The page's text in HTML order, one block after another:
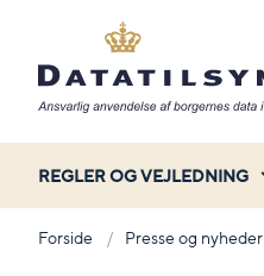
REGLER OG VEJLEDNING
Forside Presse og nyheder